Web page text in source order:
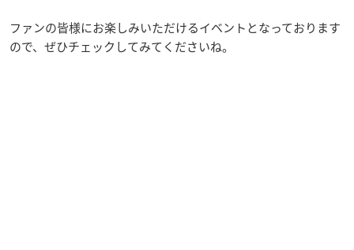
ファンの皆様にお楽しみいただけるイベントとなっております
ので、ぜひチェックしてみてくださいね。